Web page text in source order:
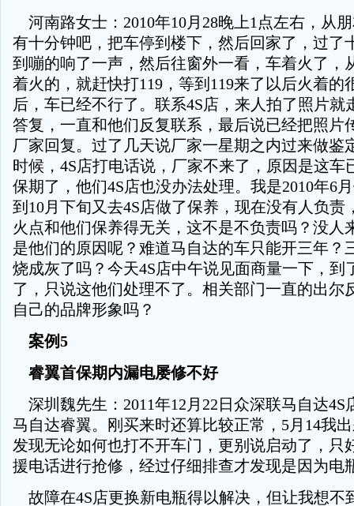
河南路女士：2010年10月28晚上1点左右，从
有十分钟吧，把车停到楼下，然后回家了，过了
到嘣的响了一声，然后往窗外一看，车着火了，
着火的，就赶快打119，等到119来了以后火着的
后，车已经不行了。联系4S店，来人拍了照片就
答复，一直和他们反复联系，最后说已经把照片
厂家回复。过了几天说厂家一星期之内过来做鉴
时候，4S店打电话说，厂家不来了，原因是这车
保期了，他们4S店也没办法处理。我是2010年6
到10月下旬又去4S店做了保养，现在没有人负责
火点和他们保养得无关，这不是不负责吗？没人
是他们的原因呢？难道马自达的车只能开三年？
烧成灰了吗？今天4S店中午说见面商量一下，到
了，只说这他们处理不了。相关部门一直的出尔
自己的品牌形象吗？
案例5
睿翼首保期内漏电屡修不好
深圳魏先生：2011年12月22日众深联马自达4S
马自达睿翼。刚买来时还算比较正常，5月14我
发现无论如何也打不开车门，更别说启动了，只
援电话进行抢修，经过仔细排查才发现是因为电
故障在4S店更换新电瓶得以解决，但让我想不